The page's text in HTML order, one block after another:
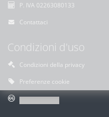
P. IVA 02263080133
Contattaci
Condizioni d'uso
Condizioni della privacy
Preferenze cookie